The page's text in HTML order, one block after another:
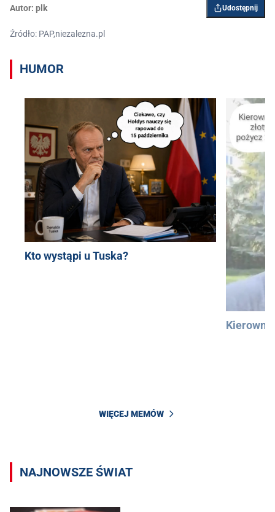
Autor: plk Udostępnij
Źródło: PAP,niezalezna.pl
HUMOR
Kto wystąpi u Tuska?
WIĘCEJ MEMÓW
NAJNOWSZE ŚWIAT